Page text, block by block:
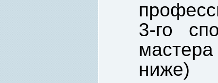
3-го
ниже)